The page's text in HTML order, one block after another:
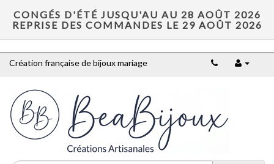
CONGÉS D'ÉTÉ JUSQU'AU AU 28 AOÛT 2026
REPRISE DES COMMANDES LE 29 AOÛT 2026
Création française de bijoux mariage